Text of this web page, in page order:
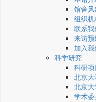
馆舍
组织机
联系我
来访预
加入我
科学研究
科研项
北京
北京
学术